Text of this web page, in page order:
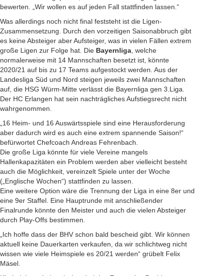
bewerten. „Wir wollen es auf jeden Fall stattfinden lassen.“
Was allerdings noch nicht final feststeht ist die Ligen-
Zusammensetzung. Durch den vorzeitigen Saisonabbruch gibt
es keine Absteiger aber Aufsteiger, was in vielen Fällen extrem
große Ligen zur Folge hat. Die Bayernliga , welche
normalerweise mit 14 Mannschaften besetzt ist, könnte
2020/21 auf bis zu 17 Teams aufgestockt werden. Aus der
Landesliga Süd und Nord steigen jeweils zwei Mannschaften
auf, die HSG Würm-Mitte verlässt die Bayernliga gen 3.Liga.
Der HC Erlangen hat sein nachträgliches Aufstiegsrecht nicht
wahrgenommen.
„16 Heim- und 16 Auswärtsspiele sind eine Herausforderung
aber dadurch wird es auch eine extrem spannende Saison!“
befürwortet Chefcoach Andreas Fehrenbach.
Die große Liga könnte für viele Vereine mangels
Hallenkapazitäten ein Problem werden aber vielleicht besteht
auch die Möglichkeit, vereinzelt Spiele unter der Woche
(„Englische Wochen“) stattfinden zu lassen.
Eine weitere Option wäre die Trennung der Liga in eine 8er und
eine 9er Staffel. Eine Hauptrunde mit anschließender
Finalrunde könnte den Meister und auch die vielen Absteiger
durch Play-Offs bestimmen.
„Ich hoffe dass der BHV schon bald bescheid gibt. Wir können
aktuell keine Dauerkarten verkaufen, da wir schlichtweg nicht
wissen wie viele Heimspiele es 20/21 werden“ grübelt Felix
Mäsel.